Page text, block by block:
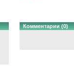
Комментарии (0)